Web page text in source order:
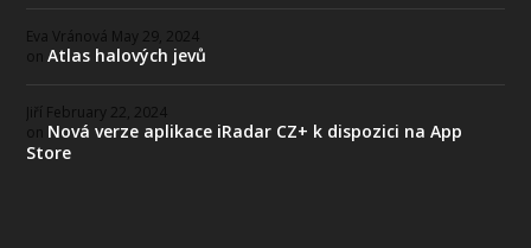
Eva Vránová May 29, 2024
onAtlas halových jevů
Jiří February 22, 2024
on Nová verze aplikace iRadar CZ+ k dispozici na App
Store